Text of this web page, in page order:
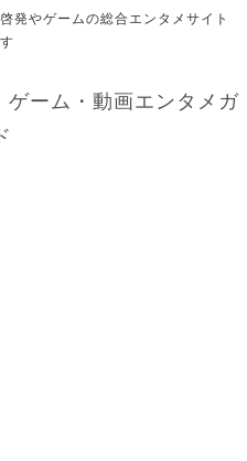
発やゲームの総合エンタメサイト
ーム・動画エンタメガ